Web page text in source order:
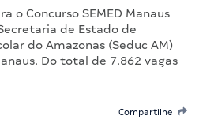
o Concurso SEMED Manaus
de Estado de
do Amazonas (Seduc AM)
Do total de 7.862 vagas
Compartilhe